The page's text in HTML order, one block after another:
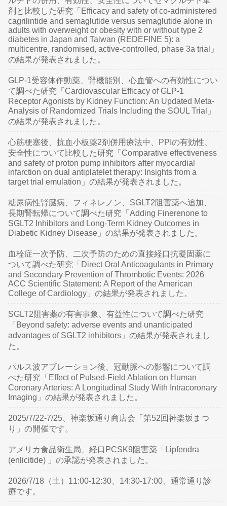
剤と比較した研究「Efficacy and safety of co-administered
cagrilintide and semaglutide versus semaglutide alone in
adults with overweight or obesity with or without type 2
diabetes in Japan and Taiwan (REDEFINE 5): a
multicentre, randomised, active-controlled, phase 3a trial」
の結果が発表されました。
GLP-1受容体作動薬、腎機能別、心血管への有効性につい
て調べた研究「Cardiovascular Efficacy of GLP-1
Receptor Agonists by Kidney Function: An Updated Meta-
Analysis of Randomized Trials Including the SOUL Trial」
の結果が発表されました。
心筋梗塞後、抗血小板薬2剤併用療法中、PPIの有効性、
安全性について比較した研究「Comparative effectiveness
and safety of proton pump inhibitors after myocardial
infarction on dual antiplatelet therapy: Insights from a
target trial emulation」の結果が発表されました。
糖尿病性腎臓病、フィネレノン、SGLT2阻害薬へ追加、
長期腎転帰について調べた研究「Adding Finerenone to
SGLT2 Inhibitors and Long-Term Kidney Outcomes in
Diabetic Kidney Disease」の結果が発表されました。
血栓症一次予防、二次予防のための直接経口抗凝固薬に
ついて調べた研究「Direct Oral Anticoagulants in Primary
and Secondary Prevention of Thrombotic Events: 2026
ACC Scientific Statement: A Report of the American
College of Cardiology」の結果が発表されました。
SGLT2阻害薬の有害事象、有益性について調べた研究
「Beyond safety: adverse events and unanticipated
advantages of SGLT2 inhibitors」の結果が発表されまし
た。
パルス波アブレーション後、冠動脈への影響について調
べた研究「Effect of Pulsed-Field Ablation on Human
Coronary Arteries: A Longitudinal Study With Intracoronary
Imaging」の結果が発表されました。
2025/7/22-7/25、神楽坂通り商店会「第52回神楽坂まつ
り」の開催です。
アメリカ食品衛生局、経口PCSK9阻害薬「Lipfendra
(enlicitide) 」の承認が発表されました。
2026/7/18（土）11:00-12:30、14:30-17:00、通常通り診
療です。